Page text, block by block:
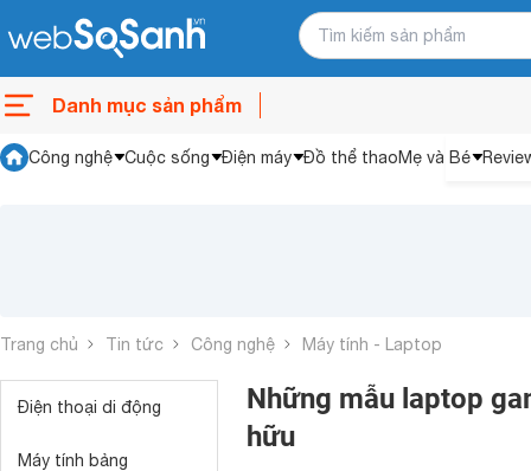
Danh mục sản phẩm
Công nghệ Cuộc sống Điện máy Đồ thể thaoMẹ và Bé
Trang chủ Tin tức Công nghệ Máy tính - Laptop
Điện thoại di động
Máy tính bảng
Những mẫu laptop
hữu